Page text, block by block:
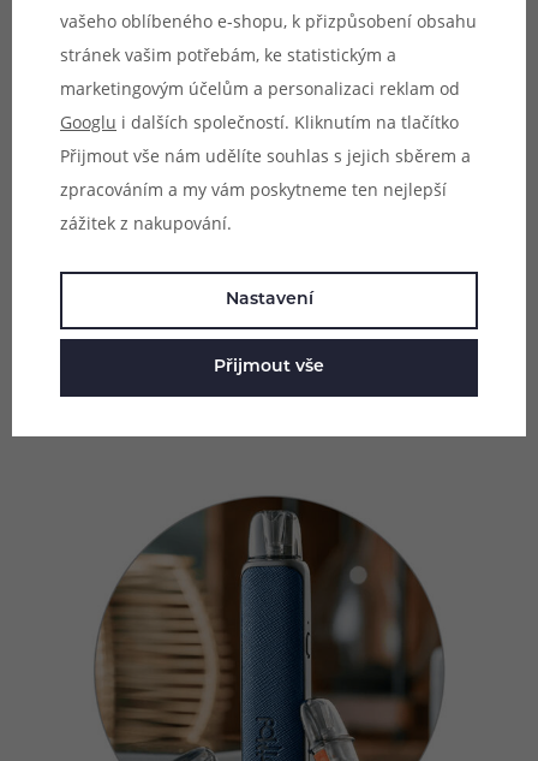
Plně automatický provoz
E-cigareta Dotmod dotPod S Kit nedisponuje žádným
ovládacím, nebo spínacím tlačítkem. Žhavení probíhá
zcela automaticky ihned po potažení z náustku.
Automatické je potom také nastavení výstupního výkonu,
který si e-cigareta zvolí podle naměřeného odporu
cartridge. U e-cigarety Dotmod dotPod S Kit tak odpadá
starost o složité nastavení parametrů, jednoduše ji
naplníte, vyčkáte pár minut a můžete potahovat.
vašeho oblíbeného e-shopu, k přizpůsobení obsahu
stránek vašim potřebám, ke statistickým a
marketingovým účelům a personalizaci reklam od
Googlu i dalších společností. Kliknutím na tlačítko
Přijmout vše nám udělíte souhlas s jejich sběrem a
zpracováním a my vám poskytneme ten nejlepší
zážitek z nakupování.
Nastavení
Přijmout vše